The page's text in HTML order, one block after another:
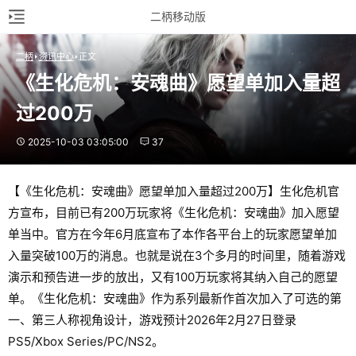
二柄移动版
二柄 资讯中心 正文
《生化危机：安魂曲》愿望单加入量超
过200万
2025-10-03 03:05:00 37
【《生化危机：安魂曲》愿望单加入量超过200万】生化危机官
方宣布，目前已有200万玩家将《生化危机：安魂曲》加入愿望
单当中。官方在今年6月底宣布了本作各平台上的玩家愿望单加
入量突破100万的消息。也就是说在3个多月的时间里，随着游戏
演示和预告进一步的放出，又有100万玩家将其纳入自己的愿望
单。《生化危机：安魂曲》作为系列最新作首次加入了可选的第
一、第三人称视角设计，游戏预计2026年2月27日登录
PS5/Xbox Series/PC/NS2。